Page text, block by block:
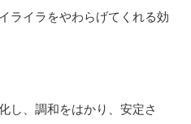
ライラをやわらげてくれる効
し、調和をはかり、安定さ